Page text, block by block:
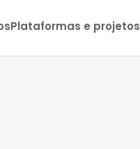
Plataformas e projetos